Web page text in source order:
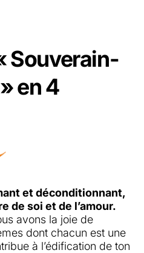
Souverain-
en 4
et déconditionnant,
de soi et de l’amour.
avons la joie de
dont chacun est une
à l’édification de ton